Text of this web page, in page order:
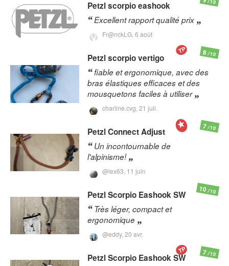
Petzlscorpio eashook
Excellent rapport qualité prix
Fr@nckLG, 6 août
/10
Petzlscorpio vertigo
fiable et ergonomique, avec des
bras élastiques efficaces et des
mousquetons faciles à utiliser
charline.cvg, 21 juil.
8/10
TP
PetzlConnect Adjust
Un incontournable de
l'alpinisme!
@lex63, 11 juin
7/10
PetzlScorpio Eashook SW
Très léger, compact et
ergonomique
@eddy, 20 avr.
10/10
PetzlScorpio Eashook SW 7/10
TP